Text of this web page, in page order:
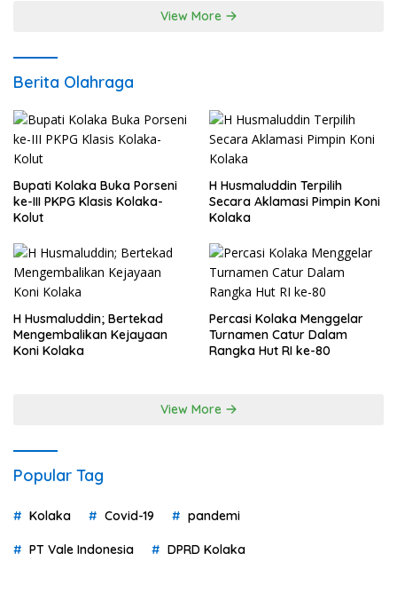
View More
Berita Olahraga
Bupati Kolaka Buka Porseni
ke-III PKPG Klasis Kolaka-
Kolut
H Husmaluddin Terpilih
Secara Aklamasi Pimpin Koni
Kolaka
H Husmaluddin; Bertekad
Mengembalikan Kejayaan
Koni Kolaka
Percasi Kolaka Menggelar
Turnamen Catur Dalam
Rangka Hut RI ke-80
View More
Popular Tag
Kolaka Covid-19 pandemi
PT Vale Indonesia DPRD Kolaka